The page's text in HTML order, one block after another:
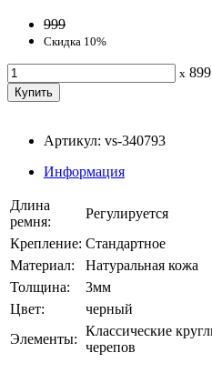
999
Скидка 10%
x 899
Артикул: vs-340793
Информация
Длина
ремня:
Регулируется
Крепление: Стандартное
Материал:
Натуральная кожа
Толщина:
3мм
Цвет:
черный
Элементы:
Классические
черепов